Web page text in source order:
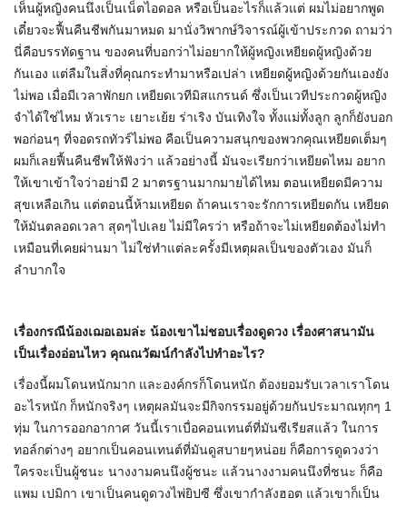
เห็นผู้หญิงคนนึงเป็นเน็ตไอดอล หรือเป็นอะไรก็แล้วแต่ ผมไม่อยากพูด
เดี๋ยวจะฟื้นคืนชีพกันมาหมด มานั่งวิพากษ์วิจารณ์ผู้เข้าประกวด ถามว่า
นี่คือบรรทัดฐาน ของคนที่บอกว่าไม่อยากให้ผู้หญิงเหยียดผู้หญิงด้วย
กันเอง แต่ลืมในสิ่งที่คุณกระทำมาหรือเปล่า เหยียดผู้หญิงด้วยกันเองยัง
ไม่พอ เมื่อมีเวลาพักยก เหยียดเวทีมิสแกรนด์ ซึ่งเป็นเวทีประกวดผู้หญิง
จำได้ใช่ไหม หัวเราะ เยาะเย้ย ร่าเริง บันเทิงใจ ทั้งแม่ทั้งลูก ลูกก็ยังบอก
พอก่อนๆ ที่จอดรถทัวร์ไม่พอ คือเป็นความสนุกของพวกคุณเหยียดเต็มๆ
ผมก็เลยฟื้นคืนชีพให้ฟังว่า แล้วอย่างนี้ มันจะเรียกว่าเหยียดไหม อยาก
ให้เขาเข้าใจว่าอย่ามี 2 มาตรฐานมากมายได้ไหม ตอนเหยียดมีความ
สุขเหลือเกิน แต่ตอนนี้ห้ามเหยียด ถ้าคนเราจะรักการเหยียดกัน เหยียด
ให้มันตลอดเวลา สุดๆไปเลย ไม่มีใครว่า หรือถ้าจะไม่เหยียดต้องไม่ทำ
เหมือนที่เคยผ่านมา ไม่ใช่ทำแต่ละครั้งมีเหตุผลเป็นของตัวเอง มันก็
ลำบากใจ
เรื่องกรณีน้องเฌอเอมล่ะ น้องเขาไม่ชอบเรื่องดูดวง เรื่องศาสนามัน
เป็นเรื่องอ่อนไหว คุณณวัฒน์กำลังไปทำอะไร?
เรื่องนี้ผมโดนหนักมาก และองค์กรก็โดนหนัก ต้องยอมรับเวลาเราโดน
อะไรหนัก ก็หนักจริงๆ เหตุผลมันจะมีกิจกรรมอยู่ด้วยกันประมาณทุกๆ 1
ทุ่ม ในการออกอากาศ วันนี้เราเบื่อคอนเทนต์ที่มันซีเรียสแล้ว ในการ
ทอล์กต่างๆ อยากเป็นคอนเทนต์ที่มันดูสบายๆหน่อย ก็คือการดูดวงว่า
ใครจะเป็นผู้ชนะ นางงามคนนึงผู้ชนะ แล้วนางงามคนนึงที่ชนะ ก็คือ
แพม เปมิกา เขาเป็นคนดูดวงไพ่ยิปซี ซึ่งเขากำลังฮอต แล้วเขาก็เป็น